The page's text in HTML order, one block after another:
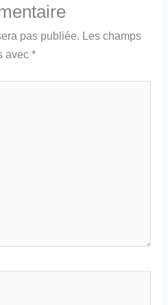
pas publiée. Les champs
avec*